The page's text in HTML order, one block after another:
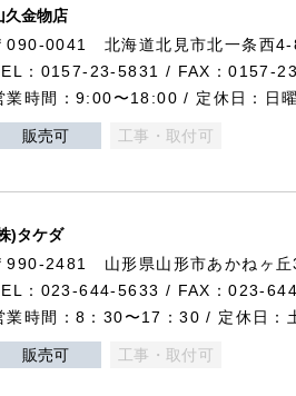
久金物店
090-0041 北海道北見市北一条西4-
：0157-23-5831 / FAX：0157-
業時間：9:00〜18:00 / 定休日：日
販売可 工事・取付可
)タケダ
990-2481 山形県山形市あかねヶ丘
：023-644-5633 / FAX：023-
業時間：8：30〜17：30 / 定休日：
販売可 工事・取付可